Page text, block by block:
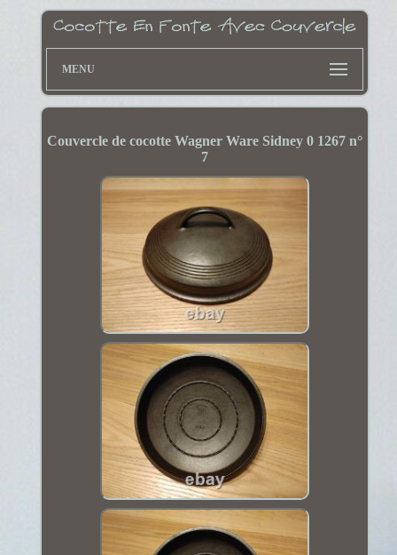
MENU
Couvercle de cocotte Wagner Ware Sidney 0 1267 n°
7